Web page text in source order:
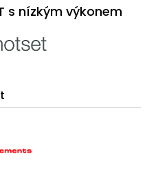
s nízkým výkonem